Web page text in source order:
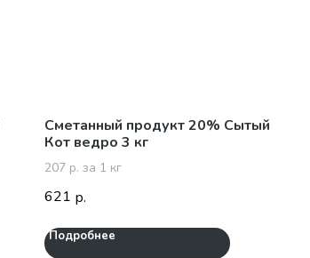
Сметанный продукт 20% Сытый
Кот ведро 3 кг
207 р. за 1 кг
621 р.
Подробнее